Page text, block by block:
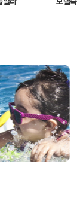
. 보험 포함 여
모아에서는 제
족도가 달라집